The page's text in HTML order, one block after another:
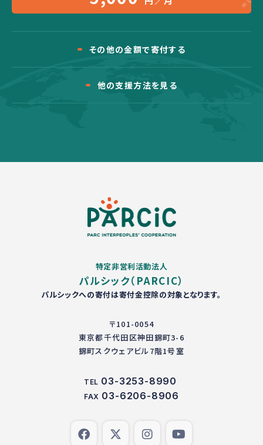
その他の金額で寄付する
他の支援方法を見る
特定非営利活動法人
パルシック（PARCIC）
パルシックへの寄付は寄付金控除の対象となります。
〒101-0054
東京都千代田区神田錦町3-6
錦町スクウェアビル7階1号室
TEL 03-3253-8990
FAX 03-6206-8906